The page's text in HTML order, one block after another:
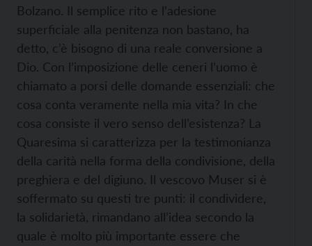
Bolzano. Il semplice rito e l’adesione
superficiale alla penitenza non bastano, ha
detto, c’è bisogno di una reale conversione a
Dio. Con l’imposizione delle ceneri l’uomo è
chiamato a porsi delle domande essenziali: che
cosa conta veramente nella mia vita? In che
cosa consiste il vero senso dell’esistenza? La
Quaresima si caratterizza per la testimonianza
della carità nella forma della condivisione, della
preghiera e del digiuno. Il vescovo Muser si è
soffermato su questi tre punti: il condividere,
la solidarietà, rimandano all’idea secondo la
quale è molto più importante essere che